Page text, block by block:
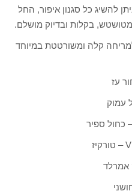
להשיג כל סגנון איפור, החל
בקלות ובדיוק מושלם.
קלה ומשורטטת במיוחד